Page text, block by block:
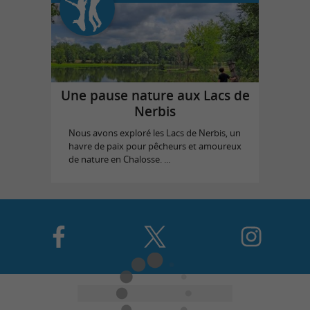
Une pause nature aux Lacs de
Nerbis
Nous avons exploré les Lacs de Nerbis, un
havre de paix pour pêcheurs et amoureux
de nature en Chalosse. ...